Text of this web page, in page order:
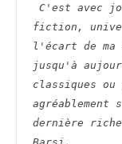
fiction,
l'écart de ma
jusqu'à
classiques
agréablement
dernière